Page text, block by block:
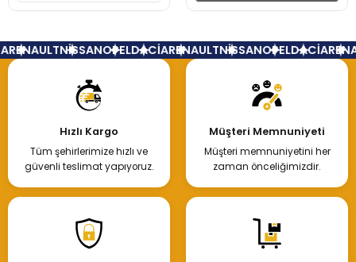
RENAULTNİSSANOPELDACİARENAULTNİSSANOPELDACİA
Hızlı Kargo
Tüm şehirlerimize hızlı ve
güvenli teslimat yapıyoruz.
Müşteri Memnuniyeti
Müşteri memnuniyetini her
zaman önceliğimizdir.